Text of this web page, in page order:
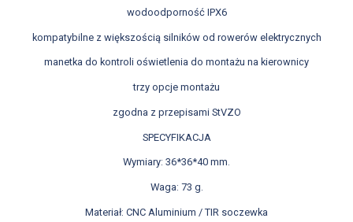
wodoodporność IPX6
kompatybilne z większością silników od rowerów elektrycznych
manetka do kontroli oświetlenia do montażu na kierownicy
trzy opcje montażu
zgodna z przepisami StVZO
SPECYFIKACJA
Wymiary: 36*36*40 mm.
Waga: 73 g.
Materiał: CNC Aluminium / TIR soczewka